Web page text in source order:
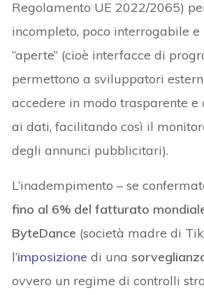
Regolamento UE 2022/2065)
incompleto, poco interrogabile
“aperte” (cioè interfacce di
permettono a sviluppatori
accedere in modo trasparente
ai dati, facilitando così il
degli annunci pubblicitari).
L’inadempimento – se
fino al 6% del fatturato
ByteDance (società madre di
l’imposizione di una
ovvero un regime di controlli